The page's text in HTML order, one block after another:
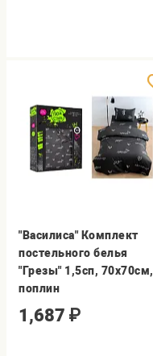
"Василиса" Комплект
постельного белья
"Грезы" 1,5сп, 70х70см,
поплин
1,687 ₽